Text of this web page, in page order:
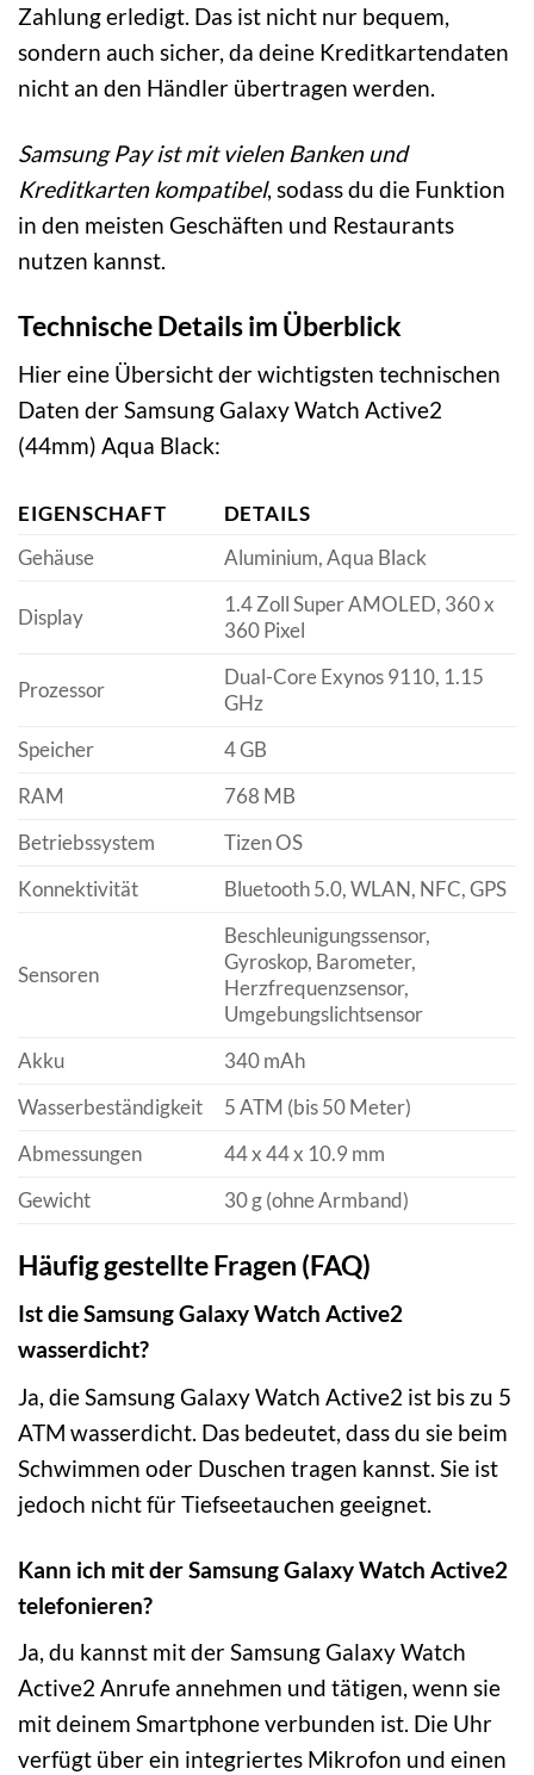
Zahlung erledigt. Das ist nicht nur bequem,
sondern auch sicher, da deine Kreditkartendaten
nicht an den Händler übertragen werden.
Samsung Pay ist mit vielen Banken und
Kreditkarten kompatibel, sodass du die Funktion
in den meisten Geschäften und Restaurants
nutzen kannst.
Technische Details im Überblick
Hier eine Übersicht der wichtigsten technischen
Daten der Samsung Galaxy Watch Active2
(44mm) Aqua Black:
EIGENSCHAFT
DETAILS
Gehäuse
Aluminium, Aqua Black
Display
1.4 Zoll Super AMOLED, 360 x
360 Pixel
Prozessor
Dual-Core Exynos 9110, 1.15
GHz
Speicher
4 GB
RAM
768 MB
Betriebssystem
Tizen OS
Konnektivität
Bluetooth 5.0, WLAN, NFC, GPS
Sensoren
Beschleunigungssensor,
Gyroskop, Barometer,
Herzfrequenzsensor,
Umgebungslichtsensor
Akku
340 mAh
Wasserbeständigkeit
5 ATM (bis 50 Meter)
Abmessungen
44 x 44 x 10.9 mm
Gewicht
30 g (ohne Armband)
Häufig gestellte Fragen (FAQ)
Ist die Samsung Galaxy Watch Active2
wasserdicht?
Ja, die Samsung Galaxy Watch Active2 ist bis zu 5
ATM wasserdicht. Das bedeutet, dass du sie beim
Schwimmen oder Duschen tragen kannst. Sie ist
jedoch nicht für Tiefseetauchen geeignet.
Kann ich mit der Samsung Galaxy Watch Active2
telefonieren?
Ja, du kannst mit der Samsung Galaxy Watch
Active2 Anrufe annehmen und tätigen, wenn sie
mit deinem Smartphone verbunden ist. Die Uhr
verfügt über ein integriertes Mikrofon und einen